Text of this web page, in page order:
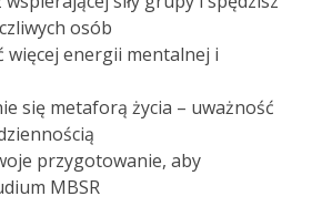
osób
więcej energii mentalnej i
się metaforą życia – uważność
przygotowanie, aby
MBSR